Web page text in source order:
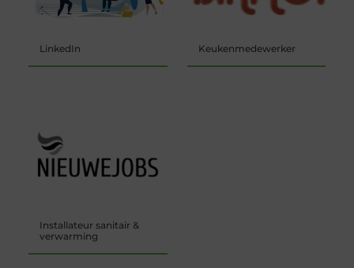
LinkedIn Keukenmedewerker
Installateur sanitair &
verwarming